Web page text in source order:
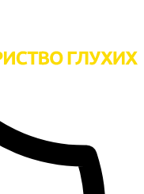
мова
мови Українського